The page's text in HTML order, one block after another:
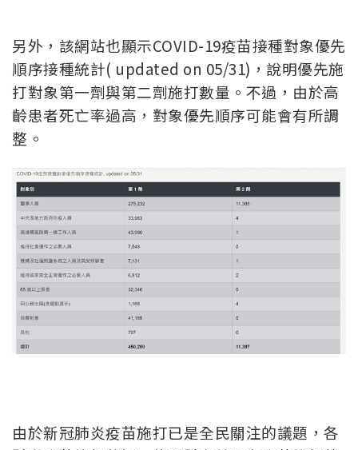
另外，該網站也顯示COVID-19疫苗接種對象優先
順序接種統計( updated on 05/31)，說明優先施
打對象第一劑與第二劑施打數量。不過，由於高
齡患者死亡率過高，對象優先順序可能會有所調
整。
由於新冠肺炎疫苗施打已是全民關注的議題，各